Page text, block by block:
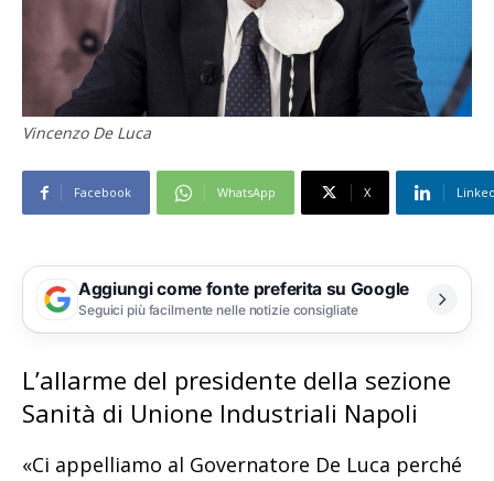
Vincenzo De Luca
Facebook WhatsApp X
Aggiungi come fonte preferita su Google
Seguici più facilmente nelle notizie consigliate
L’allarme del presidente della sezione
Sanità di Unione Industriali Napoli
«Ci appelliamo al Governatore De Luca perché